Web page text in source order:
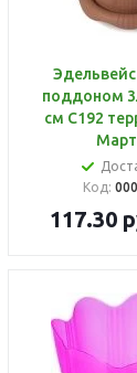
поддоном
см С192
Код:
117.30